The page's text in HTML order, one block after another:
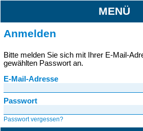
MENÜ
Anmelden
Bitte melden Sie sich mit Ihrer E-Mail-
gewählten Passwort an.
E-Mail-Adresse
Passwort
Passwort vergessen?